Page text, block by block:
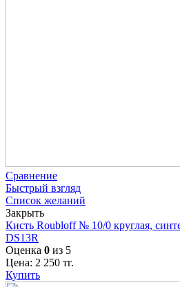
Сравнение
Быстрый взгляд
Список желаний
Закрыть
Кисть Roubloff № 10/0 круглая,
DS13R
Оценка 0 из 5
Цена: 2 250 тг.
Купить